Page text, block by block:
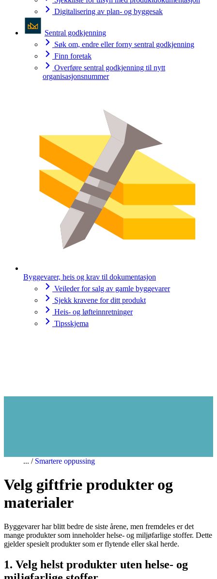
Digitalisering av plan- og byggesak
Sentral godkjenning
Søk om, endre eller forny sentral godkjenning
Finn foretak
Overføre sentral godkjenning til nytt
organisasjonsnummer
Byggevarer, heis og krav til dokumentasjon
Veileder for salg av gamle byggevarer
Sjekk kravene for ditt produkt
Heis- og løfteinnretninger
Tipsskjema
Smartere oppussing
Velg giftfrie produkter og
materialer
Byggevarer har blitt bedre de siste årene, men fremdeles er det
mange produkter som inneholder helse- og miljøfarlige stoffer. Dette
gjelder spesielt produkter som er flytende eller skal herde.
1. Velg helst produkter uten helse- og